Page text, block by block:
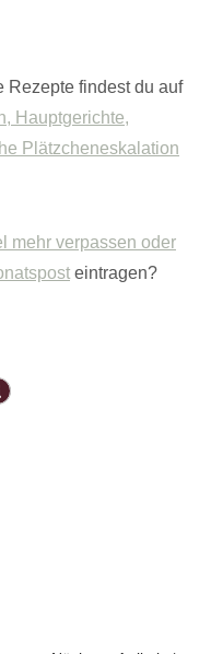
Rezepte findest du auf
Hauptgerichte,
Plätzcheneskalation
mehr verpassen oder
eintragen?